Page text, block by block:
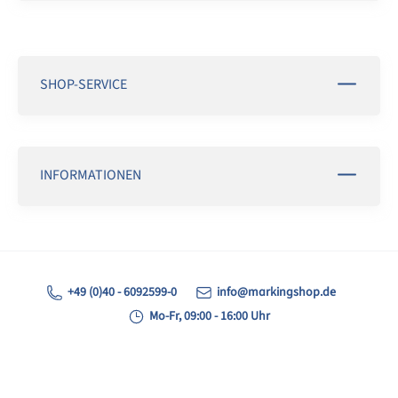
SHOP-SERVICE
INFORMATIONEN
+49 (0)40 - 6092599-0
info@markingshop.de
Mo-Fr, 09:00 - 16:00 Uhr